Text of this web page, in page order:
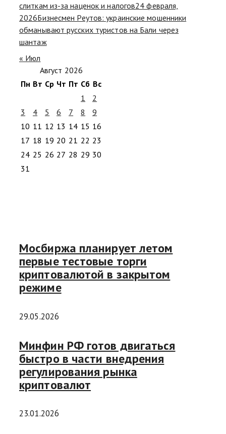
слиткам из-за наценок и налогов24 февраля,
2026Бизнесмен Реутов: украинские мошенники
обманывают русских туристов на Бали через
шантаж
« Июл
Август 2026
Пн Вт Ср Чт Пт Сб Вс
1
2
3
4 5 6 7 8
9
10 11 12 13 14 15 16
17 18 19 20 21 22 23
24 25 26 27 28 29 30
31
Мосбиржа планирует летом
первые тестовые торги
криптовалютой в закрытом
режиме
29.05.2026
Минфин РФ готов двигаться
быстро в части внедрения
регулирования рынка
криптовалют
23.01.2026